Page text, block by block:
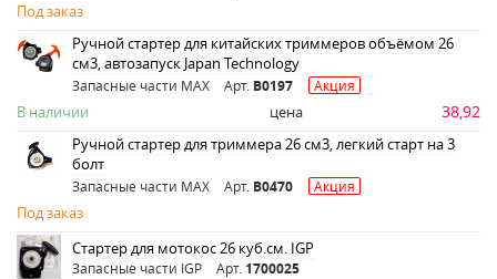
Под заказ
Ручной стартер для китайских триммеров объёмом 26
см3, автозапуск Japan Technology
Запасные части MAX Арт. B0197 Акция
В наличии цена 38,92
Ручной стартер для триммера 26 см3, легкий старт на 3
болт
Запасные части MAX Арт. B0470 Акция
Под заказ
Стартер для мотокос 26 куб.см. IGP
Запасные части IGP Арт. 1700025